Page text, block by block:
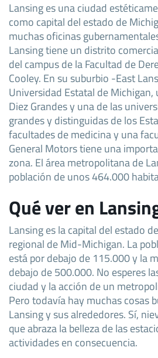
Lansing es una ciudad
como capital del estado de
muchas oficinas
Lansing tiene un distrito
del campus de la Facultad de
Cooley. En su suburbio -East
Universidad Estatal de Michigan,
Diez Grandes y una de las
grandes y distinguidas de los
facultades de medicina y una
General Motors tiene una
zona. El área metropolitana de
población de unos 464.000
Qué ver en
Lansing es la capital del estado
regional de Mid-Michigan. La
está por debajo de 115.000 y la
debajo de 500.000. No esperes
ciudad y la acción de un
Pero todavía hay muchas cosas
Lansing y sus alrededores. Sí,
que abraza la belleza de las
actividades en consecuencia.